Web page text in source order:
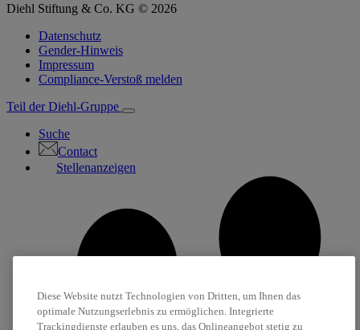
Diehl Stiftung & Co. KG © 2026
Datenschutz
Gender-Hinweis
Impressum
Compliance-Verstoß melden
Teil der Diehl-Gruppe
Suche
Contact
Stellenanzeigen
Diese Website nutzt Technologien von Dritten, um Ihnen das
optimale Nutzungserlebnis zu ermöglichen. Integrierte
Trackingdienste erlauben es uns, das Onlineangebot stetig zu